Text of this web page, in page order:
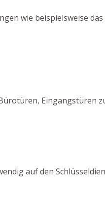
wie beispielsweise
Eingangstüren
auf den